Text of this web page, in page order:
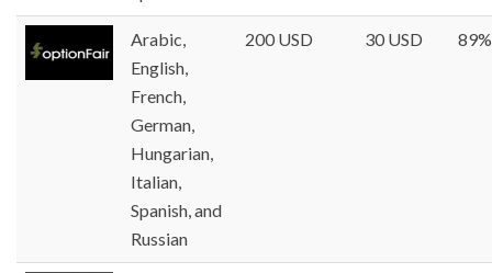
Arabic,
English,
French,
German,
Hungarian,
Italian,
Spanish, and
Russian
200 USD 30 USD 89%